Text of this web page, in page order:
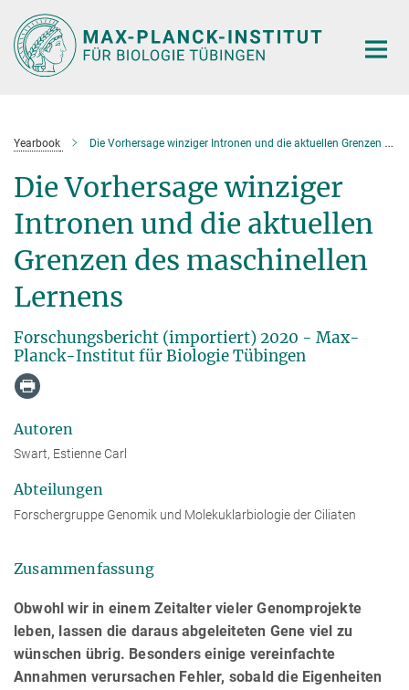
Hauptinhalt
Yearbook Die Vorhersage winziger Intronen und die aktuellen Grenzen des maschinellen Lernens
Die Vorhersage winziger
Intronen und die aktuellen
Grenzen des maschinellen
Lernens
Forschungsbericht (importiert) 2020 - Max-
Planck-Institut für Biologie Tübingen
Autoren
Swart, Estienne Carl
Abteilungen
Forschergruppe Genomik und Molekuklarbiologie der Ciliaten
Zusammenfassung
Obwohl wir in einem Zeitalter vieler Genomprojekte
leben, lassen die daraus abgeleiteten Gene viel zu
wünschen übrig. Besonders einige vereinfachte
Annahmen verursachen Fehler, sobald die Eigenheiten